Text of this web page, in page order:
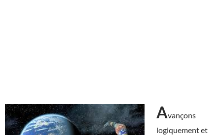
Avançons
logiquement et